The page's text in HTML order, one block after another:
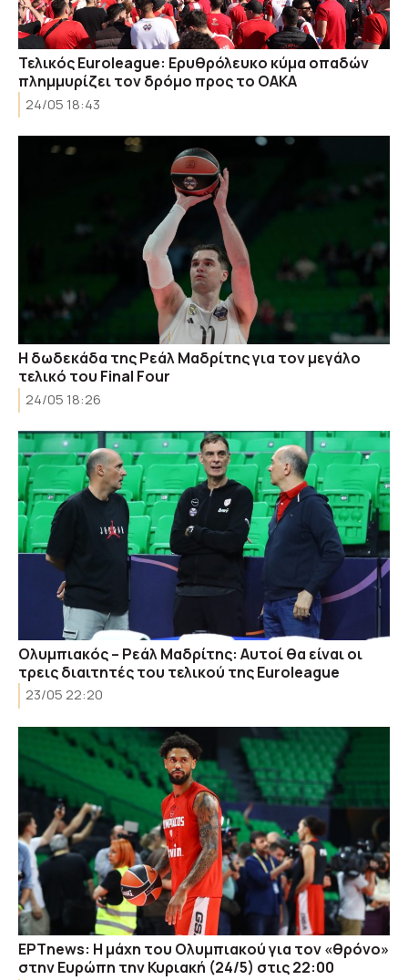
Τελικός Euroleague: Ερυθρόλευκο κύμα οπαδών
πλημμυρίζει τον δρόμο προς το ΟΑΚΑ
24/05 18:43
Η δωδεκάδα της Ρεάλ Μαδρίτης για τον μεγάλο
τελικό του Final Four
24/05 18:26
Ολυμπιακός – Ρεάλ Μαδρίτης: Αυτοί θα είναι οι
τρεις διαιτητές του τελικού της Euroleague
23/05 22:20
ΕΡΤnews: Η μάχη του Ολυμπιακού για τον «θρόνο»
στην Ευρώπη την Κυριακή (24/5) στις 22:00